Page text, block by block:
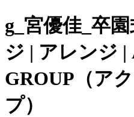
g_宮優佳_卒
ジ | アレンジ
GROUP（ア
プ）